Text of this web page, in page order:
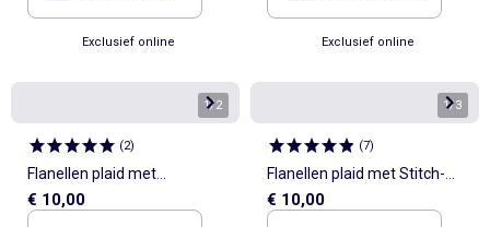
Exclusief online Exclusief online
1/2
(2)
Flanellen plaid met
Marvel/Avengers-print
€ 10,00
1/3
(7)
Flanellen plaid met Stitch-
print
€ 10,00